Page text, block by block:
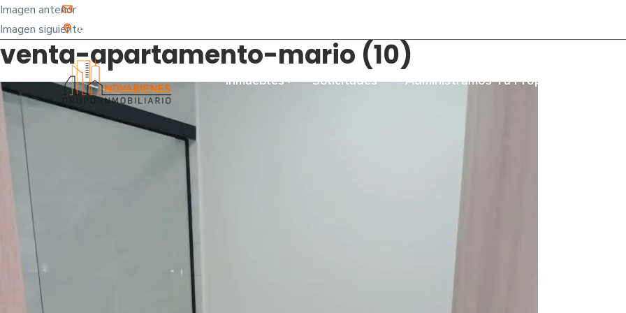
info@novabienes.com
Calle 68 Sur No. 43 C 35 - Sabaneta, Antioquia - Torre Bombay Local 110
Inmuebles Solicitudes Administramos Tu Propiedad
Imagen anterior
Imagen siguiente
venta-apartamento-mario (10)